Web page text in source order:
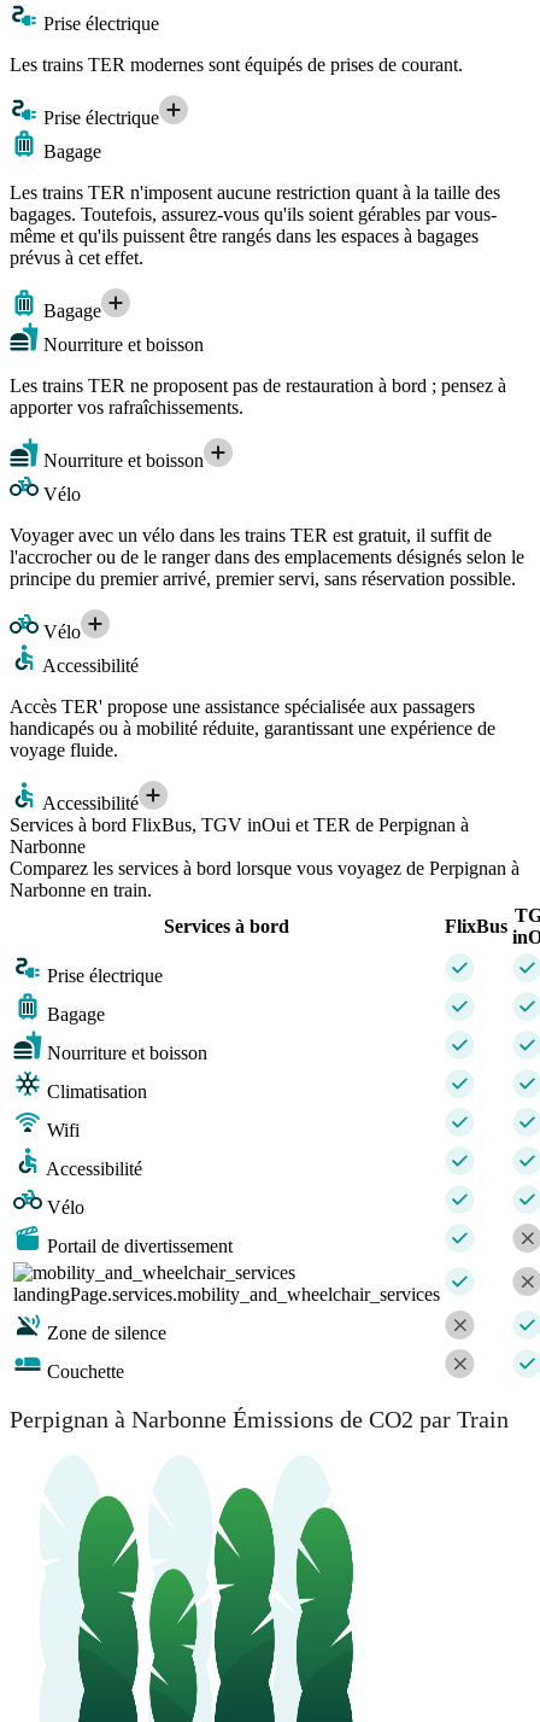
Prise électrique
Les trains TER modernes sont équipés de prises de courant.
Prise électrique
Bagage
Les trains TER n'imposent aucune restriction quant à la taille des
bagages. Toutefois, assurez-vous qu'ils soient gérables par vous-
même et qu'ils puissent être rangés dans les espaces à bagages
prévus à cet effet.
Bagage
Nourriture et boisson
Les trains TER ne proposent pas de restauration à bord ; pensez à
apporter vos rafraîchissements.
Nourriture et boisson
Vélo
Voyager avec un vélo dans les trains TER est gratuit, il suffit de
l'accrocher ou de le ranger dans des emplacements désignés selon le
principe du premier arrivé, premier servi, sans réservation possible.
Vélo
Accessibilité
Accès TER' propose une assistance spécialisée aux passagers
handicapés ou à mobilité réduite, garantissant une expérience de
voyage fluide.
Accessibilité
Services à bord FlixBus, TGV inOui et TER de Perpignan à
Narbonne
Comparez les services à bord lorsque vous voyagez de Perpignan à
Narbonne en train.
Services à bord
FlixBus
Prise électrique
Bagage
Nourriture et boisson
Climatisation
Wifi
Accessibilité
Vélo
Portail de divertissement
landingPage.services.mobility_and_wheelchair_services
Zone de silence
Couchette
Perpignan à Narbonne Émissions de CO2 par Train